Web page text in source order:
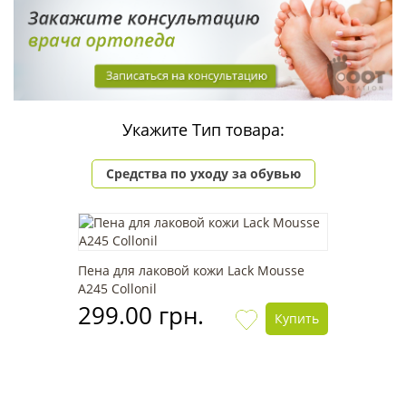
Укажите Тип товара:
Средства по уходу за обувью
Пена для лаковой кожи Lack Mousse
А245 Collonil
299.00 грн. Купить